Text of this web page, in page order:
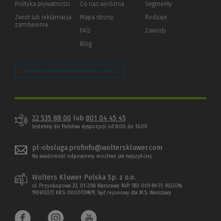
Polityka prywatności (Nowe
(Link
innej
Zwrot lub reklamacja
zamówienia
Co nas wyróżnia
Mapa strony
FAQ
Blog
Segmenty
Rodzaje
Zawody
Zarządzaj preferencjami plików cookie
22 535 88 00 lub 801 04 45 45
Jesteśmy do Państwa dyspozycji od 8:00 do 16:00
pl-obsluga.profinfo@wolterskluwer.com
Na wiadomość odpowiemy możliwe jak najszybciej.
Wolters Kluwer Polska Sp. z o.o.
ul. Przyokopowa 33, 01-208 Warszawa; NIP: 583-001-89-31, REGON:
190610277, KRS: 0000709879, Sąd rejonowy dla M.S. Warszawy